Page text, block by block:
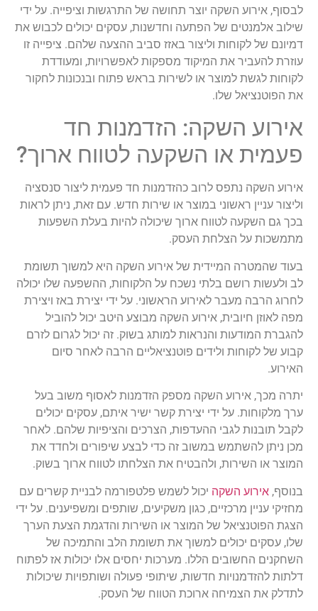
לבסוף, אירוע השקה יוצר תחושה של התרגשות וציפייה. על ידי
שילוב אלמנטים של הפתעה וחדשנות, עסקים יכולים לכבוש את
דמיונם של לקוחות וליצור באזז סביב ההצעה שלהם. ציפייה זו
עוזרת להעביר את המיקוד מספקות לאפשרויות, ומעודדת
לקוחות לגשת למוצר או לשירות בראש פתוח ובנכונות לחקור
את הפוטנציאל שלו.
אירוע השקה: הזדמנות חד
פעמית או השקעה לטווח ארוך?
אירוע השקה נתפס לרוב כהזדמנות חד פעמית ליצור סנסציה
וליצור עניין ראשוני במוצר או שירות חדש. עם זאת, ניתן לראות
בכך גם השקעה לטווח ארוך שיכולה להיות בעלת השפעות
מתמשכות על הצלחת העסק.
בעוד שהמטרה המיידית של אירוע השקה היא למשוך תשומת
לב ולעשות רושם בלתי נשכח על הלקוחות, ההשפעה שלו יכולה
לחרוג הרבה מעבר לאירוע הראשוני. על ידי יצירת באז ויצירת
מפה לאוזן חיובית, אירוע השקה מבוצע היטב יכול להוביל
להגברת המודעות והנראות למותג בשוק. זה יכול לגרום לזרם
קבוע של לקוחות ולידים פוטנציאליים הרבה לאחר סיום
האירוע.
יתרה מכך, אירוע השקה מספק הזדמנות לאסוף משוב בעל
ערך מלקוחות. על ידי יצירת קשר ישיר איתם, עסקים יכולים
לקבל תובנות לגבי ההעדפות, הצרכים והציפיות שלהם. לאחר
מכן ניתן להשתמש במשוב זה כדי לבצע שיפורים ולחדד את
המוצר או השירות, ולהבטיח את הצלחתו לטווח ארוך בשוק.
בנוסף, אירוע השקה יכול לשמש פלטפורמה לבניית קשרים עם
מחזיקי עניין מרכזיים, כגון משקיעים, שותפים ומשפיענים. על ידי
הצגת הפוטנציאל של המוצר או השירות והדגמת הצעת הערך
שלו, עסקים יכולים למשוך את תשומת הלב והתמיכה של
השחקנים החשובים הללו. מערכות יחסים אלו יכולות אז לפתוח
דלתות להזדמנויות חדשות, שיתופי פעולה ושותפויות שיכולות
לתדלק את הצמיחה ארוכת הטווח של העסק.